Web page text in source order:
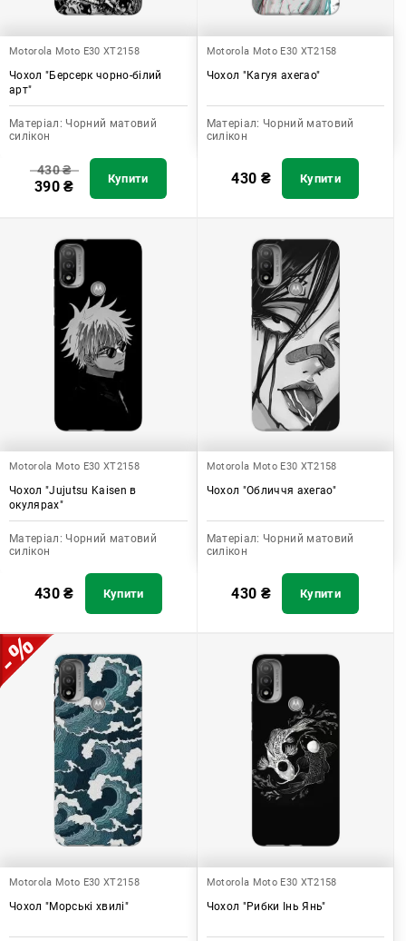
Motorola Moto E30 XT2158
Чохол "Берсерк чорно-білий
арт"
Матеріал: Чорний матовий
силікон
430₴
390₴ Купити
Motorola Moto E30 XT2158
Чохол "Кагуя ахегао"
Матеріал: Чорний матовий
силікон
430 ₴ Купити
Motorola Moto E30 XT2158
Чохол "Jujutsu Kaisen в
окулярах"
Матеріал: Чорний матовий
силікон
430₴ Купити
Motorola Moto E30 XT2158
Чохол "Обличчя ахегао"
Матеріал: Чорний матовий
силікон
430 ₴ Купити
Motorola Moto E30 XT2158
Чохол "Морські хвилі"
Motorola Moto E30 XT2158
Чохол "Рибки Інь Янь"